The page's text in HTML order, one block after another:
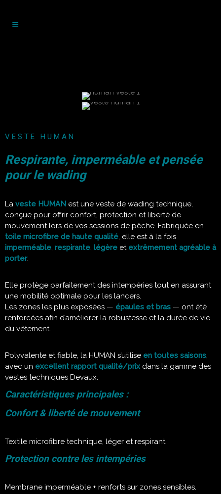
VESTE HUMAN
Respirante, imperméable et pensée
pour le wading
La veste HUMAN est une veste de wading technique,
conçue pour offrir confort, protection et liberté de
mouvement lors de vos sessions de pêche. Fabriquée en
toile microfibre de haute qualité, elle est à la fois
imperméable, respirante, légère et extrêmement agréable à
porter.
Elle protège parfaitement des intempéries tout en assurant
une mobilité optimale pour les lancers.
Les zones les plus exposées — épaules et bras — ont été
renforcées afin d’améliorer la robustesse et la durée de vie
du vêtement.
Polyvalente et fiable, la HUMAN s’utilise en toutes saisons,
avec un excellent rapport qualité/prix dans la gamme des
vestes techniques Devaux.
Caractéristiques principales :
Confort & liberté de mouvement
Textile microfibre technique, léger et respirant.
Protection contre les intempéries
Membrane imperméable + renforts sur zones sensibles.